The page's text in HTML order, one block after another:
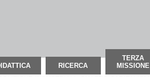
RICERCA
TERZA
MISSIONE